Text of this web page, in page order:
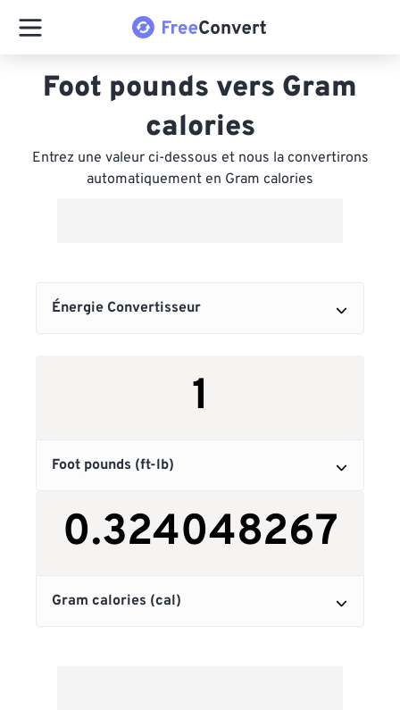
Foot pounds vers Gram
calories
Entrez une valeur ci-dessous et nous la convertirons
automatiquement en Gram calories